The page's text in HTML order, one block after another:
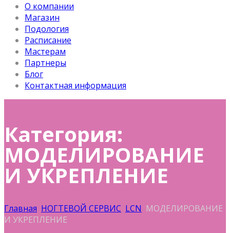
О компании
Магазин
Подология
Расписание
Мастерам
Партнеры
Блог
Контактная информация
Категория:
МОДЕЛИРОВАНИЕ
И УКРЕПЛЕНИЕ
Главная НОГТЕВОЙ СЕРВИС LCN МОДЕЛИРОВАНИЕ
И УКРЕПЛЕНИЕ